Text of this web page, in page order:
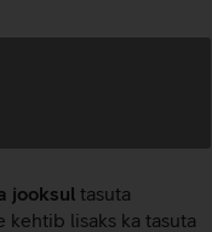
jooksul tasuta
kehtib lisaks ka tasuta